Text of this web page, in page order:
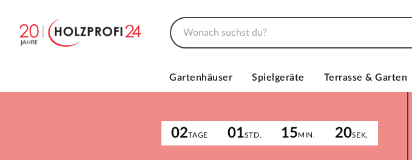
Gartenhäuser Spielgeräte Terrasse & Garten
02TAGE 01STD. 15MIN. 20SEK.